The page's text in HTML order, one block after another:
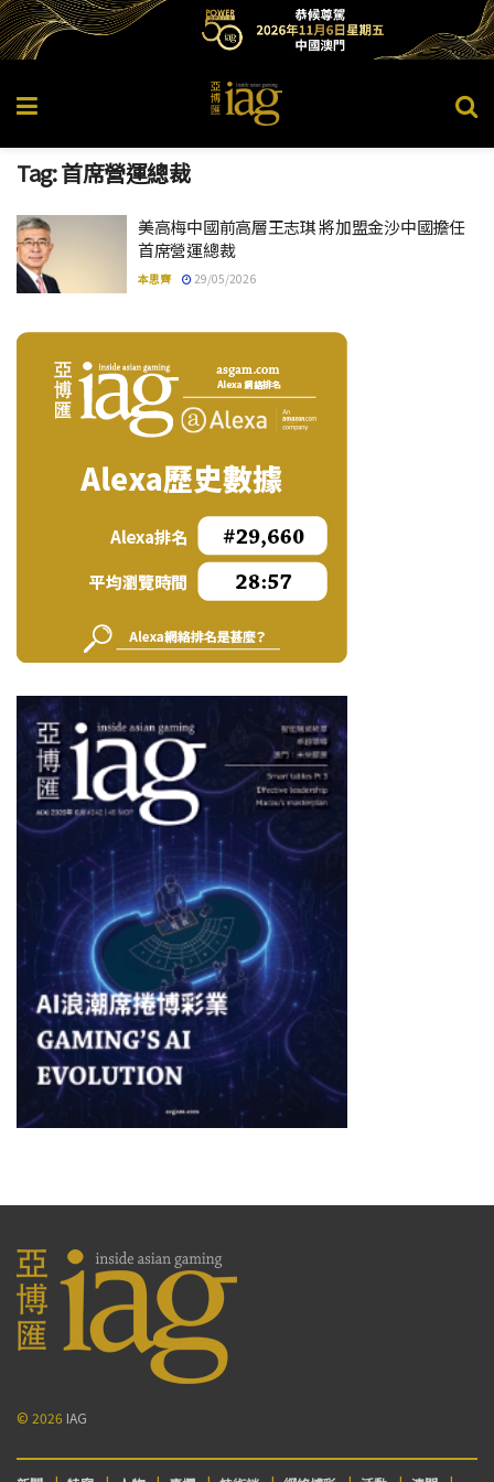
Tag:首席營運總裁
美高梅中國前高層王志琪 將加盟金沙中國擔任
首席營運總裁
本思齊 29/05/2026
© 2026 IAG